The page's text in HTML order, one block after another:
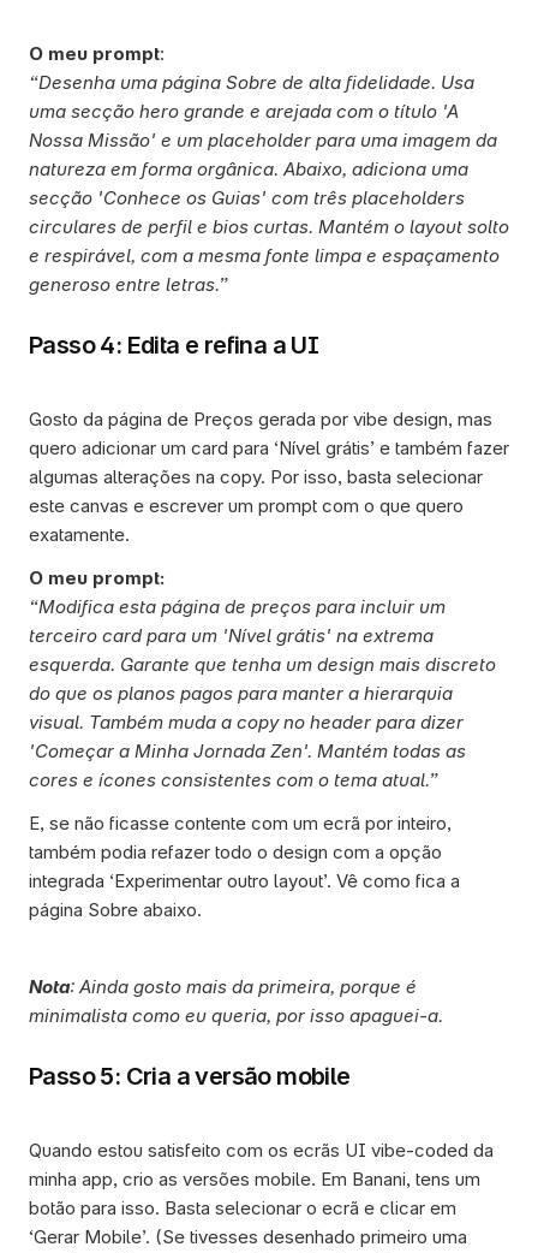
O meu prompt:
“Desenha uma página Sobre de alta fidelidade. Usa
uma secção hero grande e arejada com o título 'A
Nossa Missão' e um placeholder para uma imagem da
natureza em forma orgânica. Abaixo, adiciona uma
secção 'Conhece os Guias' com três placeholders
circulares de perfil e bios curtas. Mantém o layout solto
e respirável, com a mesma fonte limpa e espaçamento
generoso entre letras.”
Passo 4: Edita e refina a UI
Gosto da página de Preços gerada por vibe design, mas
quero adicionar um card para ‘Nível grátis’ e também fazer
algumas alterações na copy. Por isso, basta selecionar
este canvas e escrever um prompt com o que quero
exatamente.
O meu prompt:
“Modifica esta página de preços para incluir um
terceiro card para um 'Nível grátis' na extrema
esquerda. Garante que tenha um design mais discreto
do que os planos pagos para manter a hierarquia
visual. Também muda a copy no header para dizer
'Começar a Minha Jornada Zen'. Mantém todas as
cores e ícones consistentes com o tema atual.”
E, se não ficasse contente com um ecrã por inteiro,
também podia refazer todo o design com a opção
integrada ‘Experimentar outro layout’. Vê como fica a
página Sobre abaixo.
Nota: Ainda gosto mais da primeira, porque é
minimalista como eu queria, por isso apaguei-a.
Passo 5: Cria a versão mobile
Quando estou satisfeito com os ecrãs UI vibe-coded da
minha app, crio as versões mobile. Em Banani, tens um
botão para isso. Basta selecionar o ecrã e clicar em
‘Gerar Mobile’. (Se tivesses desenhado primeiro uma